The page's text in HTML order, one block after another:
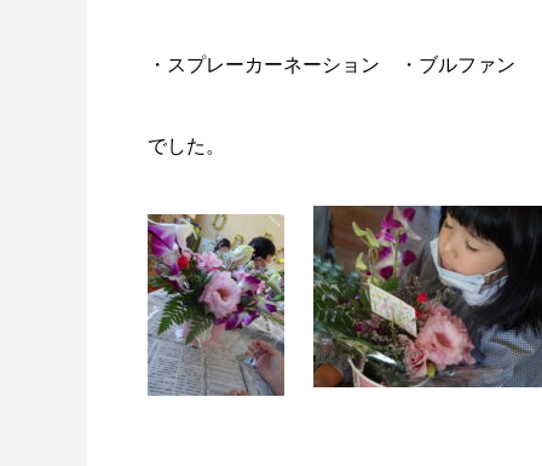
・スプレーカーネーション ・ブルファン
でした。